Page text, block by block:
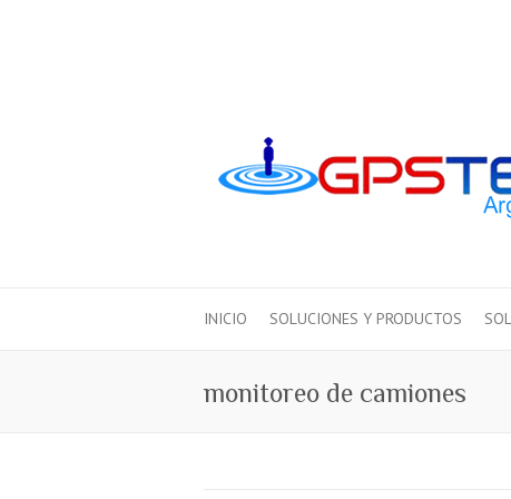
INICIO SOLUCIONES Y PRODUCTOS
monitoreo de camiones